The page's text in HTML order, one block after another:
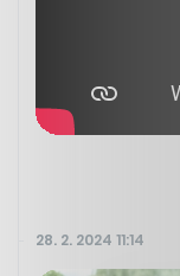
28. 2. 2024 11:14